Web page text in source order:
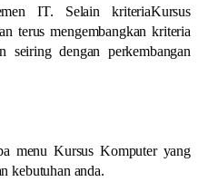
IT. Selain kriteriaKursus
terus mengembangkan kriteria
dengan perkembangan
menu Kursus Komputer yang
kebutuhan anda.